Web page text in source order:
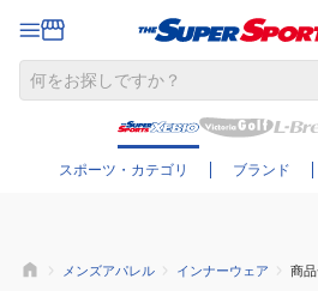
スポーツ・カテゴリ ブランド
さらに絞り込
メンズアパレル インナーウェア 商